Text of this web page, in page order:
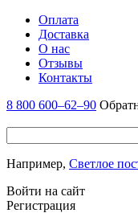
Оплата
Доставка
О нас
Отзывы
Контакты
8 800 600–62–90
Например, Светлое
Войти на сайт
Регистрация